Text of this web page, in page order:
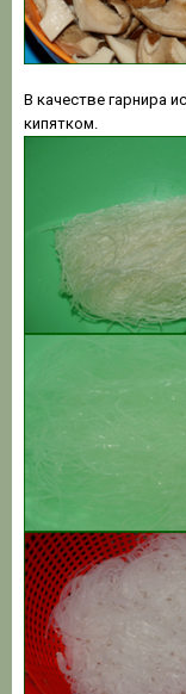
В качестве гарнира
кипятком.